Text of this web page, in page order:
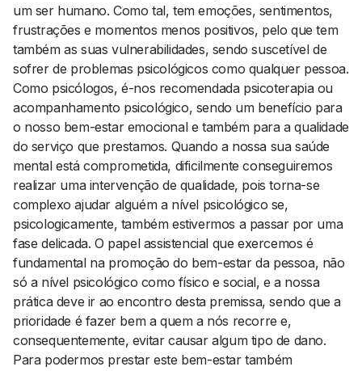
um ser humano. Como tal, tem emoções, sentimentos,
frustrações e momentos menos positivos, pelo que tem
também as suas vulnerabilidades, sendo suscetível de
sofrer de problemas psicológicos como qualquer pessoa.
Como psicólogos, é-nos recomendada psicoterapia ou
acompanhamento psicológico, sendo um benefício para
o nosso bem-estar emocional e também para a qualidade
do serviço que prestamos. Quando a nossa sua saúde
mental está comprometida, dificilmente conseguiremos
realizar uma intervenção de qualidade, pois torna-se
complexo ajudar alguém a nível psicológico se,
psicologicamente, também estivermos a passar por uma
fase delicada. O papel assistencial que exercemos é
fundamental na promoção do bem-estar da pessoa, não
só a nível psicológico como físico e social, e a nossa
prática deve ir ao encontro desta premissa, sendo que a
prioridade é fazer bem a quem a nós recorre e,
consequentemente, evitar causar algum tipo de dano.
Para podermos prestar este bem-estar também